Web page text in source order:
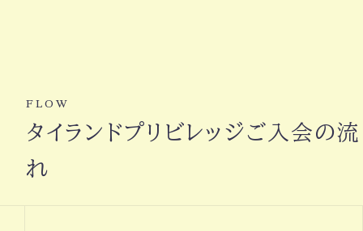
FLOW
タイランドプリビレッジご入会の流
れ